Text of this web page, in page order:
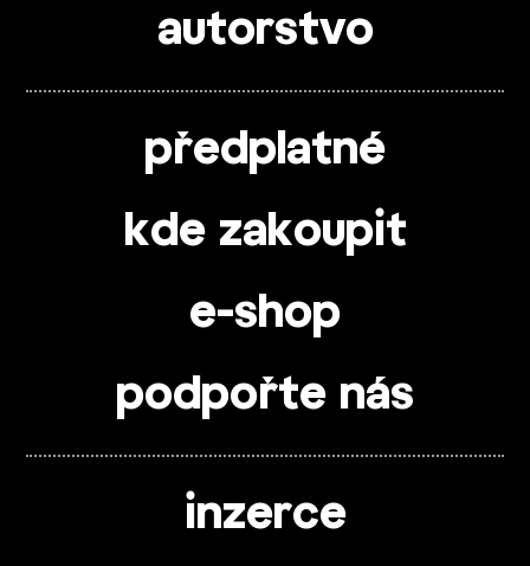
autorstvo
předplatné
kde zakoupit
e-shop
podpořte nás
inzerce